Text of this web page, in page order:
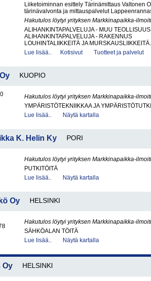
Liiketoiminnan esittely Tärinämittaus Valtonen
tärinävalvonta ja mittauspalvelut
Hakutulos löytyi yrityksen Markkinapaikka-
ALIHANKINTAPALVELUJA - MUU TEOLLISUUS
ALIHANKINTAPALVELUJA - RAKENNUS
LOUHINTALIIKKEITÄ JA
Lue lisää..
Kotisivut Tuotteet ja palvelut
KUOPIO
Hakutulos löytyi yrityksen Markkinapaikka-
YMPÄRISTÖTEKNIIKKAA JA
Lue lisää..
Näytä kartalla
K. Helin Ky PORI
Hakutulos löytyi yrityksen Markkinapaikka-
PUTKITÖITÄ
Lue lisää..
Näytä kartalla
Oy HELSINKI
Hakutulos löytyi yrityksen Markkinapaikka-
SÄHKÖALAN TÖITÄ
Lue lisää..
Näytä kartalla
Oy HELSINKI